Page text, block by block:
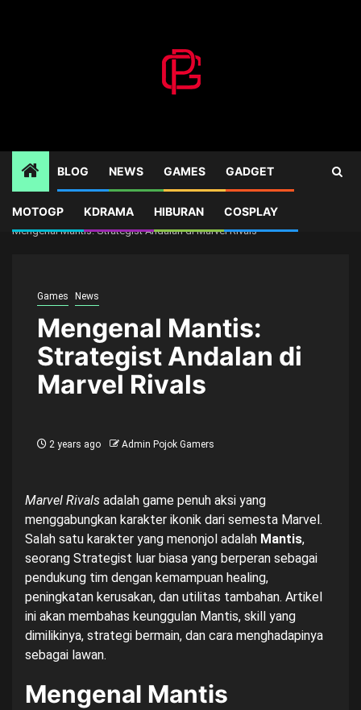
BLOG NEWS GAMES GADGET
MOTOGP KDRAMA HIBURAN COSPLAY
Home
Games
Mengenal Mantis: Strategist Andalan di Marvel Rivals
Games News
Mengenal Mantis:
Strategist Andalan di
Marvel Rivals
2 years ago Admin Pojok Gamers
Marvel Rivals adalah game penuh aksi yang
menggabungkan karakter ikonik dari semesta Marvel.
Salah satu karakter yang menonjol adalah Mantis,
seorang Strategist luar biasa yang berperan sebagai
pendukung tim dengan kemampuan healing,
peningkatan kerusakan, dan utilitas tambahan. Artikel
ini akan membahas keunggulan Mantis, skill yang
dimilikinya, strategi bermain, dan cara menghadapinya
sebagai lawan.
Mengenal Mantis